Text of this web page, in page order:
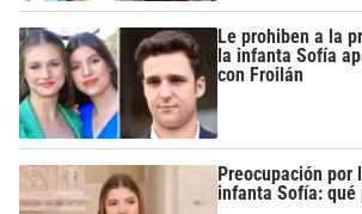
Le prohiben a la
la infanta Sofía
con Froilán
Preocupación por
infanta Sofía: qué